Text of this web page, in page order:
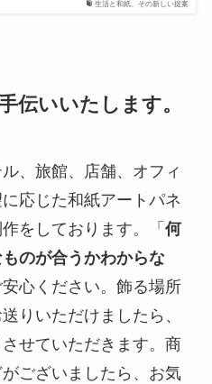
生活と和紙、その新しい提案
伝いいたします。
、旅館、店舗、オフィ
応じた和紙アートパネ
をしております。「 何
のが合うかわからな
心ください。飾る場所
りいただけましたら、
せていただきます。商
ございましたら、お気